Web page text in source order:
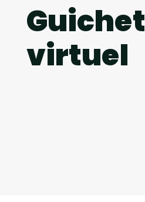
Guichet
virtuel